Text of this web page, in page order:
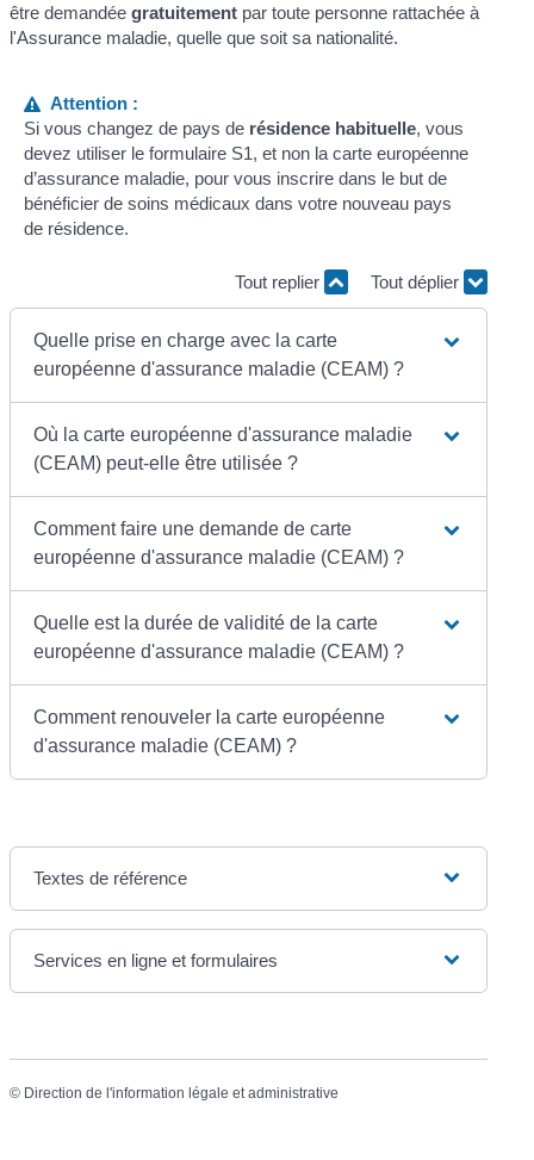
être demandéegratuitement par toute personne rattachée à
l'Assurance maladie, quelle que soit sa nationalité.
Attention :
Si vous changez de pays de résidence habituelle, vous
devez utiliser le formulaire S1, et non la carte européenne
d’assurance maladie, pour vous inscrire dans le but de
bénéficier de soins médicaux dans votre nouveau pays
de résidence.
Tout replier Tout déplier
Quelle prise en charge avec la carte
européenne d'assurance maladie (CEAM) ?
Où la carte européenne d'assurance maladie
(CEAM) peut-elle être utilisée ?
Comment faire une demande de carte
européenne d'assurance maladie (CEAM) ?
Quelle est la durée de validité de la carte
européenne d'assurance maladie (CEAM) ?
Comment renouveler la carte européenne
d'assurance maladie (CEAM) ?
Textes de référence
Services en ligne et formulaires
© Direction de l'information légale et administrative